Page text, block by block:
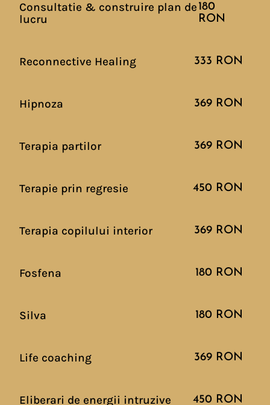
Consultatie & construire plan de
lucru
180
RON
Reconnective Healing 333 RON
Hipnoza 369 RON
Terapia partilor 369 RON
Terapie prin regresie 450 RON
Terapia copilului interior 369 RON
Fosfena 180 RON
Silva 180 RON
Life coaching 369 RON
Eliberari de energii intruzive 450 RON